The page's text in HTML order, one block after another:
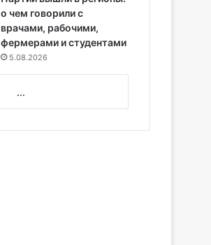
о чем говорили с
врачами, рабочими,
фермерами и студентами
5.08.2026
...